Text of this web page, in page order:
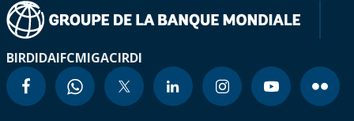
BIRDIDAIFCMIGACIRDI